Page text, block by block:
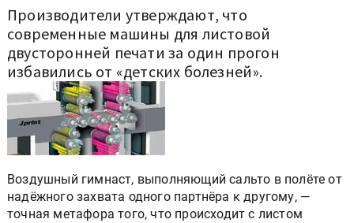
Производители утверждают, что
современные машины для листовой
двусторонней печати за один прогон
избавились от «детских болезней».
Воздушный гимнаст, выполняющий сальто в полёте от
надёжного захвата одного партнёра к другому, —
точная метафора того, что происходит с листом